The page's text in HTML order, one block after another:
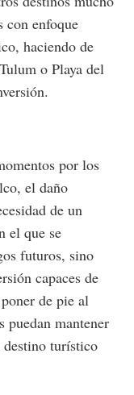
con enfoque
haciendo de
o Playa del
por los
el daño
de un
el que se
futuros, sino
capaces de
de pie al
puedan mantener
turístico